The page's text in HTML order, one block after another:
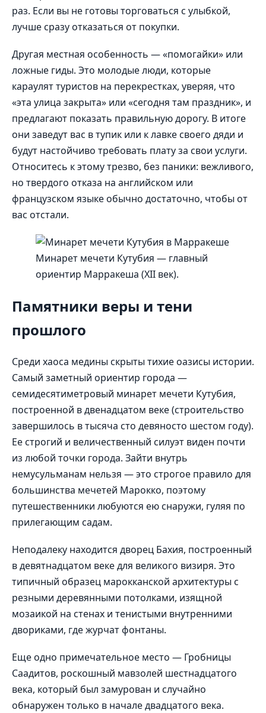
раз. Если вы не готовы торговаться с улыбкой,
лучше сразу отказаться от покупки.
Другая местная особенность — «помогайки» или
ложные гиды. Это молодые люди, которые
караулят туристов на перекрестках, уверяя, что
«эта улица закрыта» или «сегодня там праздник», и
предлагают показать правильную дорогу. В итоге
они заведут вас в тупик или к лавке своего дяди и
будут настойчиво требовать плату за свои услуги.
Относитесь к этому трезво, без паники: вежливого,
но твердого отказа на английском или
французском языке обычно достаточно, чтобы от
вас отстали.
Минарет мечети Кутубия — главный
ориентир Марракеша (XII век).
Памятники веры и тени
прошлого
Среди хаоса медины скрыты тихие оазисы истории.
Самый заметный ориентир города —
семидесятиметровый минарет мечети Кутубия,
построенной в двенадцатом веке (строительство
завершилось в тысяча сто девяносто шестом году).
Ее строгий и величественный силуэт виден почти
из любой точки города. Зайти внутрь
немусульманам нельзя — это строгое правило для
большинства мечетей Марокко, поэтому
путешественники любуются ею снаружи, гуляя по
прилегающим садам.
Неподалеку находится дворец Бахия, построенный
в девятнадцатом веке для великого визиря. Это
типичный образец марокканской архитектуры с
резными деревянными потолками, изящной
мозаикой на стенах и тенистыми внутренними
двориками, где журчат фонтаны.
Еще одно примечательное место — Гробницы
Саадитов, роскошный мавзолей шестнадцатого
века, который был замурован и случайно
обнаружен только в начале двадцатого века.